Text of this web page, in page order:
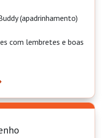
(apadrinhamento)
com lembretes e boas